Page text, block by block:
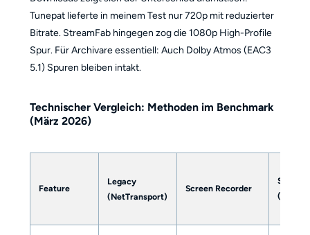
Tunepat lieferte in meinem Test nur 720p mit reduzierter
Bitrate. StreamFab hingegen zog die 1080p High-Profile
Spur. Für Archivare essentiell: Auch Dolby Atmos (EAC3
5.1) Spuren bleiben intakt.
Technischer Vergleich: Methoden im Benchmark
(März 2026)
Feature
Legacy
(NetTransport)
Screen Recorder
(Native)